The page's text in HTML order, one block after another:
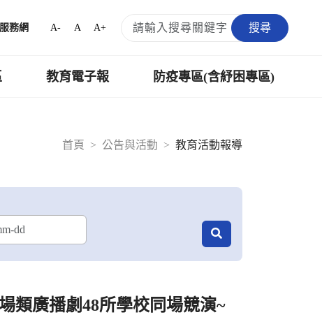
務網 A- A A+ 搜尋
教育電子報 防疫專區(含紓困專區)
首頁 公告與活動 教育活動報導
類廣播劇48所學校同場競演~